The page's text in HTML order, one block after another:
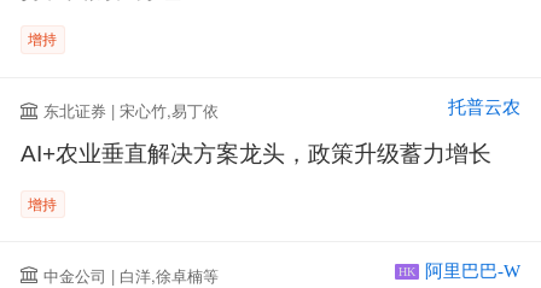
增持
东北证券 | 宋心竹,易丁依 托普云农
AI+农业垂直解决方案龙头，政策升级蓄力增长
增持
中金公司 | 白洋,徐卓楠等 HK 阿里巴巴-W